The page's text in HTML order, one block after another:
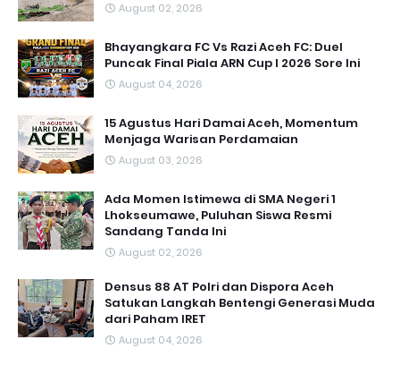
August 02, 2026
Bhayangkara FC Vs Razi Aceh FC: Duel
Puncak Final Piala ARN Cup I 2026 Sore Ini
August 04, 2026
15 Agustus Hari Damai Aceh, Momentum
Menjaga Warisan Perdamaian
August 03, 2026
Ada Momen Istimewa di SMA Negeri 1
Lhokseumawe, Puluhan Siswa Resmi
Sandang Tanda Ini
August 02, 2026
Densus 88 AT Polri dan Dispora Aceh
Satukan Langkah Bentengi Generasi Muda
dari Paham IRET
August 04, 2026